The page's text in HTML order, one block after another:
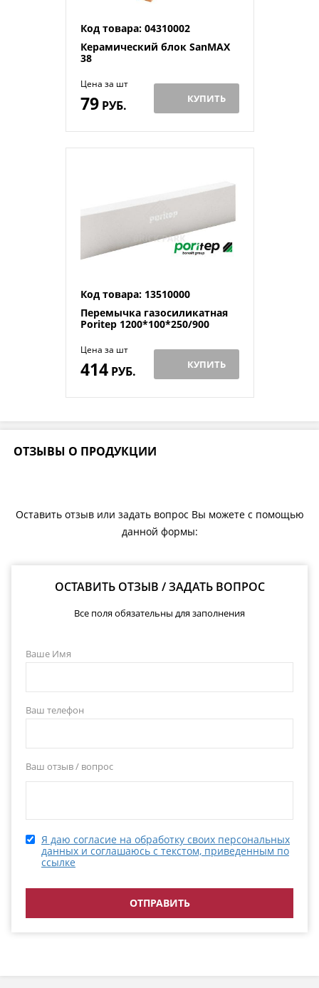
Код товара: 04310002
Керамический блок SanMAX
38
Цена за шт
79РУБ. КУПИТЬ
Код товара: 13510000
Перемычка газосиликатная
Poritep 1200*100*250/900
Цена за шт
414РУБ. КУПИТЬ
ОТЗЫВЫ О ПРОДУКЦИИ
Оставить отзыв или задать вопрос Вы можете с помощью
данной формы:
ОСТАВИТЬ ОТЗЫВ / ЗАДАТЬ ВОПРОС
Все поля обязательны для заполнения
Ваше Имя
Ваш телефон
Ваш отзыв / вопрос
Я даю согласие на обработку своих персональных
данных и соглашаюсь с текстом, приведенным по
ссылке